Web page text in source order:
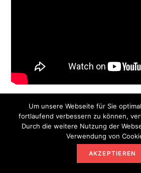
Heimatwurzel Logo
Um unsere Webseite für Sie
fortlaufend verbessern zu können,
Durch die weitere Nutzung der
Verwendung von
AKZEPTIEREN